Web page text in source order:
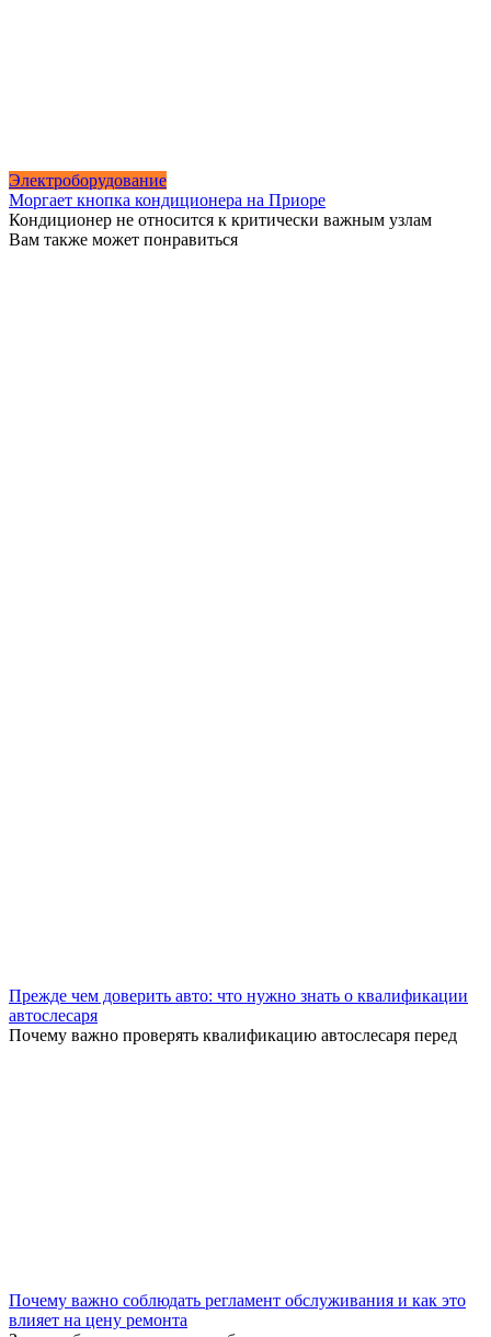
Электроборудование
Моргает кнопка кондиционера на Приоре
Кондиционер не относится к критически важным узлам
Вам также может понравиться
Прежде чем доверить авто: что нужно знать о квалификации
автослесаря
Почему важно проверять квалификацию автослесаря перед
Почему важно соблюдать регламент обслуживания и как это
влияет на цену ремонта